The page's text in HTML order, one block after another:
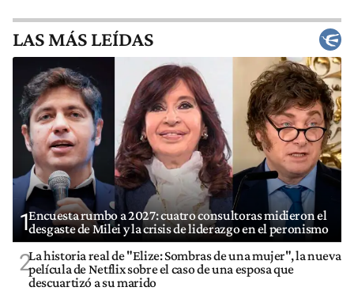
LAS MÁS LEÍDAS
1Encuesta rumbo a 2027: cuatro consultoras midieron el
desgaste de Milei y la crisis de liderazgo en el peronismo
2La historia real de "Elize: Sombras de una mujer", la nueva
película de Netflix sobre el caso de una esposa que
descuartizó a su marido